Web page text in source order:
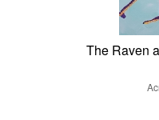
The Raven